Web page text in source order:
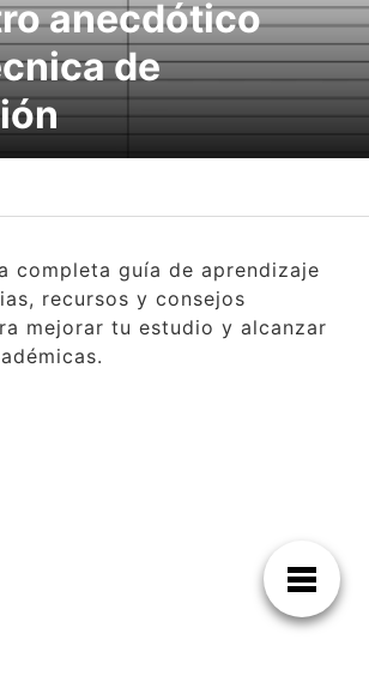
anecdótico
de
completa guía de aprendizaje
recursos y consejos
mejorar tu estudio y alcanzar